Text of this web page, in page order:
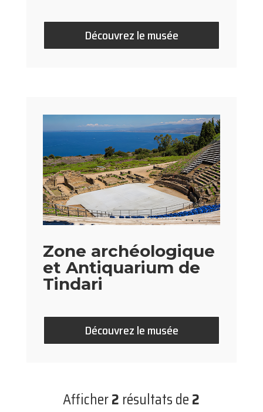
Découvrez le musée
Zone archéologique
et Antiquarium de
Tindari
Découvrez le musée
Afficher2 résultats de2